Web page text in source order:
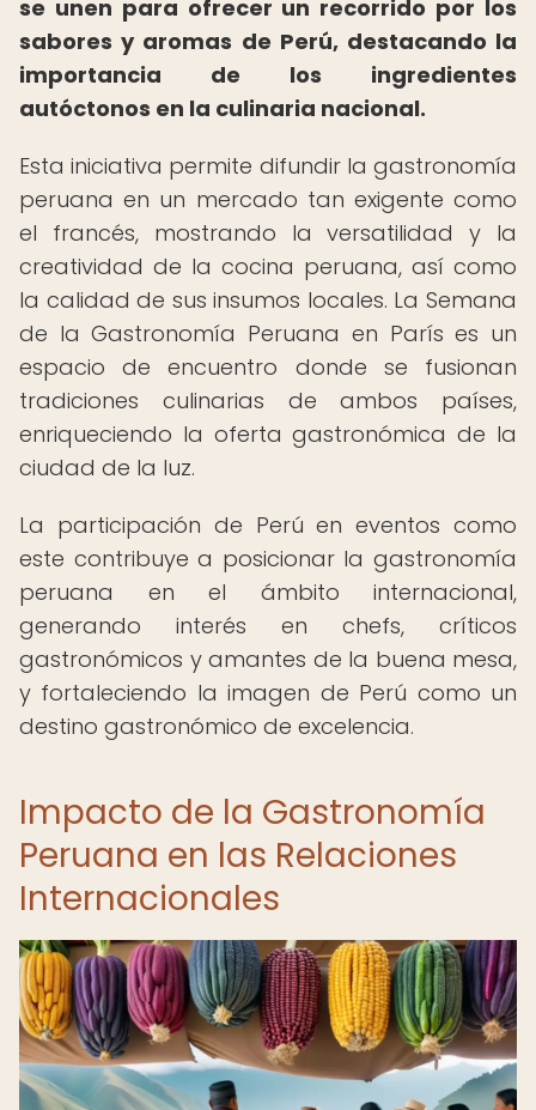
se unen para ofrecer un recorrido por los
sabores y aromas de Perú, destacando la
importancia de los ingredientes
autóctonos en la culinaria nacional.
Esta iniciativa permite difundir la gastronomía
peruana en un mercado tan exigente como
el francés, mostrando la versatilidad y la
creatividad de la cocina peruana, así como
la calidad de sus insumos locales. La Semana
de la Gastronomía Peruana en París es un
espacio de encuentro donde se fusionan
tradiciones culinarias de ambos países,
enriqueciendo la oferta gastronómica de la
ciudad de la luz.
La participación de Perú en eventos como
este contribuye a posicionar la gastronomía
peruana en el ámbito internacional,
generando interés en chefs, críticos
gastronómicos y amantes de la buena mesa,
y fortaleciendo la imagen de Perú como un
destino gastronómico de excelencia.
Impacto de la Gastronomía
Peruana en las Relaciones
Internacionales